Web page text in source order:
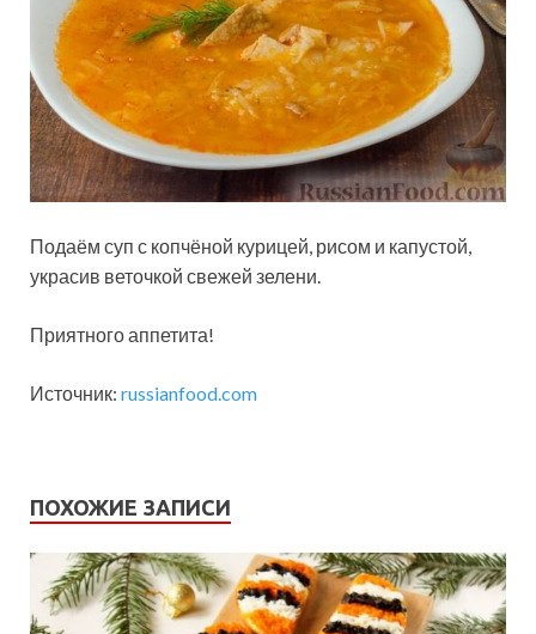
Подаём суп с копчёной курицей, рисом и капустой,
украсив веточкой свежей зелени.
Приятного аппетита!
Источник: russianfood.com
ПОХОЖИЕ ЗАПИСИ